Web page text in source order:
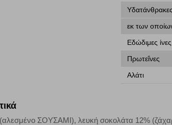
Υδατάνθρακες
εκ των
Εδώδιμες ίνες
Πρωτεΐνες
Αλάτι
ΣΟΥΣΑΜΙ), λευκή σοκολάτα 12%
από συνεργάτες μας (με αντικείμενο τη
σας και για την εμφάνιση σχετικών
σας. Αν δεν επιλέξετε τη συγκεκριμένη κατηγορία
δίνει τη δυνατότητα να ενημερωνόμαστε για την
ή λιγότερο δημοφιλείς και να βλέπουμε
συνεπώς, ανώνυμες. Αν δεν επιτρέψετε την αποδοχή